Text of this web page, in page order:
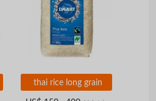
thai rice long grain